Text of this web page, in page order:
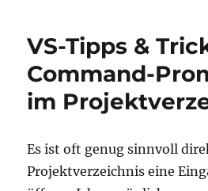
VS-Tipps &
Command-
im
Es ist oft genug sinnvoll
Projektverzeichnis eine